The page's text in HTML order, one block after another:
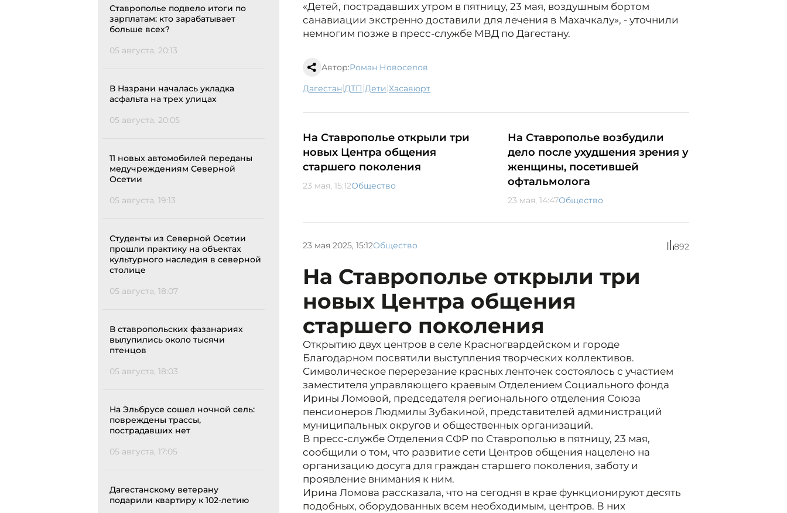
Ставрополье подвело итоги по
зарплатам: кто зарабатывает
больше всех?
05 августа, 20:13
В Назрани началась укладка
асфальта на трех улицах
05 августа, 20:05
11 новых автомобилей переданы
медучреждениям Северной
Осетии
05 августа, 19:13
Студенты из Северной Осетии
прошли практику на объектах
культурного наследия в северной
столице
05 августа, 18:07
В ставропольских фазанариях
вылупились около тысячи
птенцов
05 августа, 18:03
На Эльбрусе сошел ночной сель:
повреждены трассы,
пострадавших нет
05 августа, 17:05
Дагестанскому ветерану
подарили квартиру к 102-летию
«Детей, пострадавших утром в пятницу, 23 мая, воздушным бортом
санавиации экстренно доставили для лечения в Махачкалу», - уточнили
немногим позже в пресс-службе МВД по Дагестану.
Автор:Роман Новоселов
Дагестан| ДТП | дети| Хасавюрт
На Ставрополье открыли три
новых Центра общения
старшего поколения
23 мая, 15:12Общество
На Ставрополье возбудили
дело после ухудшения зрения у
женщины, посетившей
офтальмолога
23 мая, 14:47Общество
23 мая 2025, 15:12Общество 892
На Ставрополье открыли три
новых Центра общения
старшего поколения
Открытию двух центров в селе Красногвардейском и городе
Благодарном посвятили выступления творческих коллективов.
Символическое перерезание красных ленточек состоялось с участием
заместителя управляющего краевым Отделением Социального фонда
Ирины Ломовой, председателя регионального отделения Союза
пенсионеров Людмилы Зубакиной, представителей администраций
муниципальных округов и общественных организаций.
В пресс-службе Отделения СФР по Ставрополью в пятницу, 23 мая,
сообщили о том, что развитие сети Центров общения нацелено на
организацию досуга для граждан старшего поколения, заботу и
проявление внимания к ним.
Ирина Ломова рассказала, что на сегодня в крае функционируют десять
подобных, оборудованных всем необходимым, центров. В них